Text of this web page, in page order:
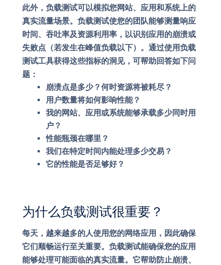
此外，负载测试可以模拟您网站、应用和系统上的
真实流量场景。负载测试使您的团队能够测量响应
时间、吞吐率及资源利用率，以识别应用的崩溃或
失败点（若发生在峰值负载以下）。通过使用负载
测试工具获得这些指标的洞见，可帮助回答如下问
题：
崩溃点是多少？何时资源将被耗尽？
用户数量将如何影响性能？
我的网站、应用或系统能够承载多少同时用
户？
性能瓶颈在哪里？
我们在特定时间内能处理多少交易？
它的性能是否足够好？
为什么负载测试很重要？
每天，越来越多的人使用您的网络应用，因此确保
它们顺畅运行至关重要。负载测试能确保您的应用
能够处理可能面临的真实流量。它帮助防止崩溃、